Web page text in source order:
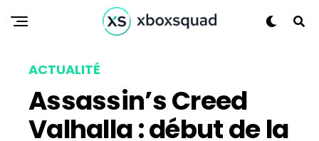
ACTUALITÉ
Assassin’s Creed
Valhalla : début de la
Flipboard
Reddit
Pinterest